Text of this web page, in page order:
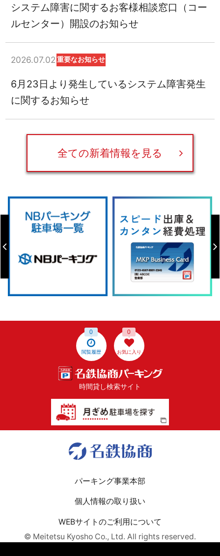
システム障害に関するお客様相談窓口（コー
ルセンター）開設のお知らせ
2026.07.02 重要なお知らせ
6月23日より発生しているシステム障害発生
に関するお知らせ
全ての新着情報を見る
閲覧履歴
0
お気に入り
0
時間貸し検索サイト
パーキング事業本部
個人情報の取り扱い
WEBサイトのご利用について
© Meitetsu Kyosho Co., Ltd. All rights reserved.